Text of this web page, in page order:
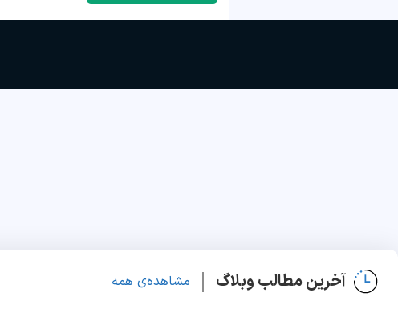
آخرین مطالب وبلاگ مشاهده‌ی همه